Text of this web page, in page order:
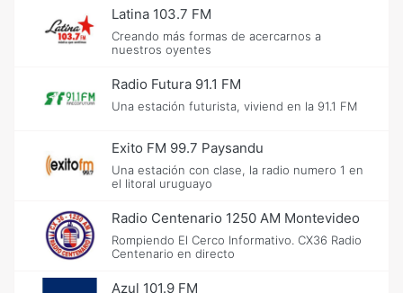
Latina 103.7 FM
Creando más formas de acercarnos a
nuestros oyentes
Radio Futura 91.1 FM
Una estación futurista, viviend en la 91.1 FM
Exito FM 99.7 Paysandu
Una estación con clase, la radio numero 1 en
el litoral uruguayo
Radio Centenario 1250 AM Montevideo
Rompiendo El Cerco Informativo. CX36 Radio
Centenario en directo
Azul 101.9 FM